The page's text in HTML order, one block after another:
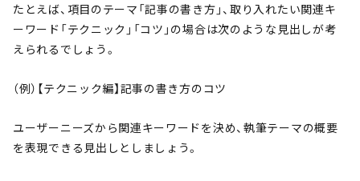
たとえば、項目のテーマ「記事の書き方」、取り入れたい関連キ
ーワード「テクニック」「コツ」の場合は次のような見出しが考
えられるでしょう。
（例）【テクニック編】記事の書き方のコツ
ユーザーニーズから関連キーワードを決め、執筆テーマの概要
を表現できる見出しとしましょう。